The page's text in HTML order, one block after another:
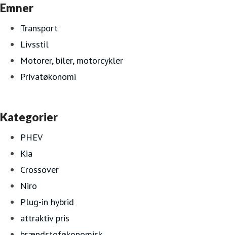
Emner
Transport
Livsstil
Motorer, biler, motorcykler
Privatøkonomi
Kategorier
PHEV
Kia
Crossover
Niro
Plug-in hybrid
attraktiv pris